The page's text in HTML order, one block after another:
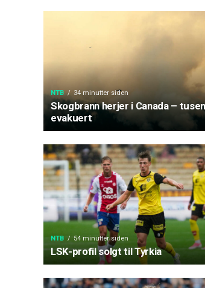
NTB 34 minutter siden
Skogbrann herjer i Canada –
evakuert
NTB 54 minutter siden
LSK-profil solgt til Tyrkia